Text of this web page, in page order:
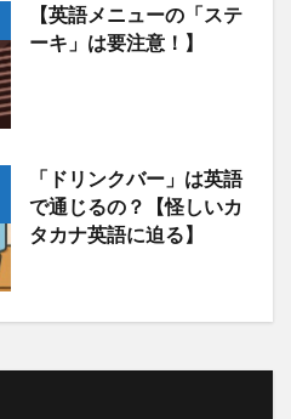
【英語メニューの「ステ
ーキ」は要注意！】
「ドリンクバー」は英語
で通じるの？【怪しいカ
タカナ英語に迫る】